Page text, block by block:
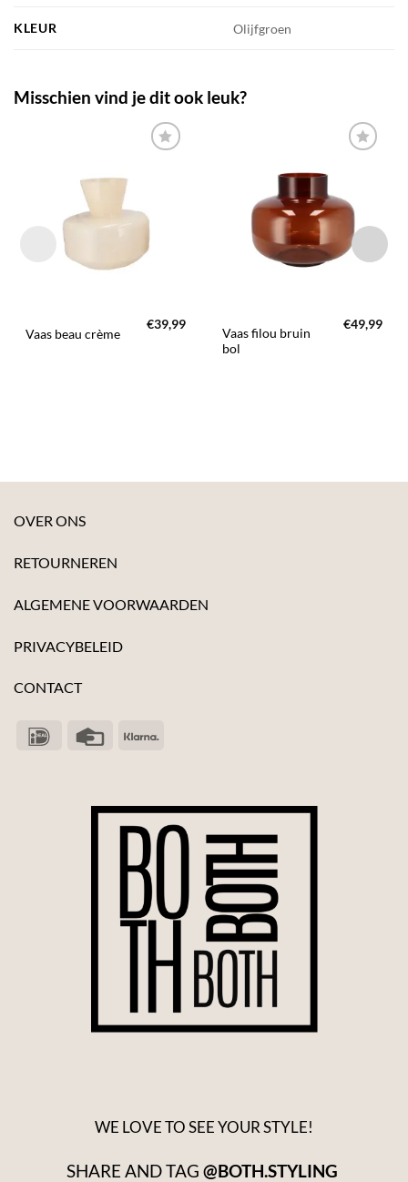
KLEUR Olijfgroen
Misschien vind je dit ook leuk?
TOEVOEGEN
AAN JOUW
FAVORIETEN
Vaas beau crème
€39,99
TOEVOEGEN
AAN JOUW
FAVORIETEN
Vaas filou bruin
bol
€49,99
OVER ONS
RETOURNEREN
ALGEMENE VOORWAARDEN
PRIVACYBELEID
CONTACT
WE LOVE TO SEE YOUR STYLE!
SHARE AND TAG @BOTH.STYLING